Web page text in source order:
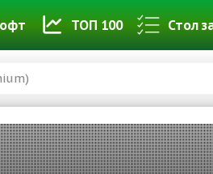
ТОП 100 Стол